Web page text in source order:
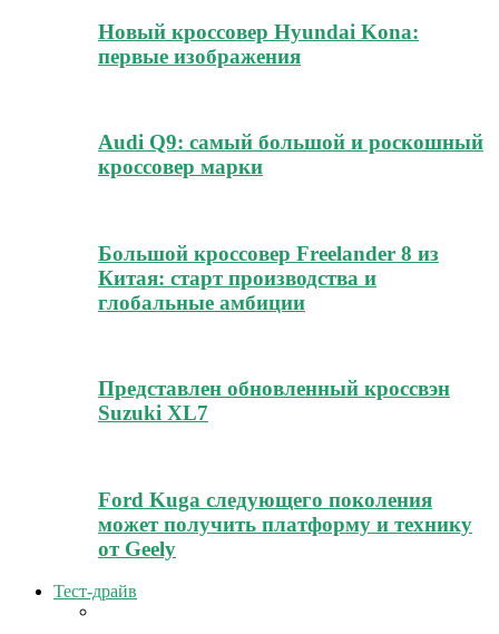
Новый кроссовер Hyundai Kona:
первые изображения
Audi Q9: самый большой и роскошный
кроссовер марки
Большой кроссовер Freelander 8 из
Китая: старт производства и
глобальные амбиции
Представлен обновленный кроссвэн
Suzuki XL7
Ford Kuga следующего поколения
может получить платформу и технику
от Geely
Тест-драйв